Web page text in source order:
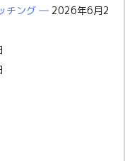
チング ― 2026年6月2